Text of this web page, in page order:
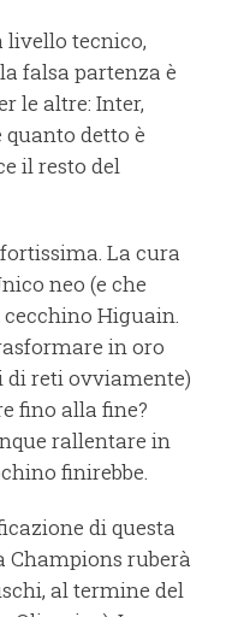
livello tecnico,
falsa partenza è
le altre: Inter,
quanto detto è
il resto del
La cura
neo (e che
Higuain.
in oro
reti ovviamente)
fino alla fine?
rallentare in
finirebbe.
di questa
Champions ruberà
al termine del